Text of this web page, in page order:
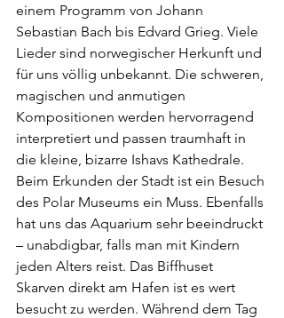
einem Programm von Johann
Sebastian Bach bis Edvard Grieg. Viele
Lieder sind norwegischer Herkunft und
für uns völlig unbekannt. Die schweren,
magischen und anmutigen
Kompositionen werden hervorragend
interpretiert und passen traumhaft in
die kleine, bizarre Ishavs Kathedrale.
Beim Erkunden der Stadt ist ein Besuch
des Polar Museums ein Muss. Ebenfalls
hat uns das Aquarium sehr beeindruckt
– unabdigbar, falls man mit Kindern
jeden Alters reist. Das Biffhuset
Skarven direkt am Hafen ist es wert
besucht zu werden. Während dem Tag